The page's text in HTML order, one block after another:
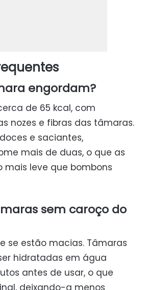
engordam?
de 65 kcal, com
nozes e fibras das tâmaras.
e saciantes,
mais de duas, o que as
mais leve que bombons
sem caroço do
se estão macias. Tâmaras
hidratadas em água
antes de usar, o que